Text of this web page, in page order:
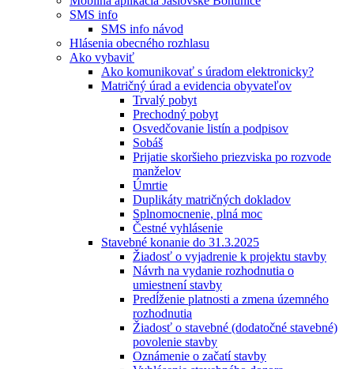
SMS info
SMS info návod
Hlásenia obecného rozhlasu
Ako vybaviť
Ako komunikovať s úradom elektronicky?
Matričný úrad a evidencia obyvateľov
Trvalý pobyt
Prechodný pobyt
Osvedčovanie listín a podpisov
Sobáš
Prijatie skoršieho priezviska po rozvode
manželov
Úmrtie
Duplikáty matričných dokladov
Splnomocnenie, plná moc
Čestné vyhlásenie
Stavebné konanie do 31.3.2025
Žiadosť o vyjadrenie k projektu stavby
Návrh na vydanie rozhodnutia o
umiestnení stavby
Predĺženie platnosti a zmena územného
rozhodnutia
Žiadosť o stavebné (dodatočné stavebné)
povolenie stavby
Oznámenie o začatí stavby